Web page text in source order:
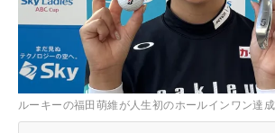
ルーキーの福田萌維が人生初のホールインワン達成